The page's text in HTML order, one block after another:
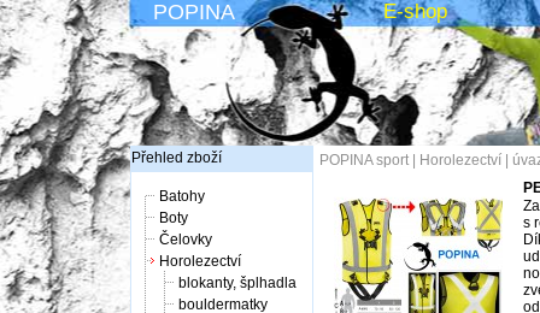
POPINA E-shop
Přehled zboží
Batohy
Boty
Čelovky
Horolezectví
blokanty, šplhadla
bouldermatky
POPINA sport| Horolezectví
s